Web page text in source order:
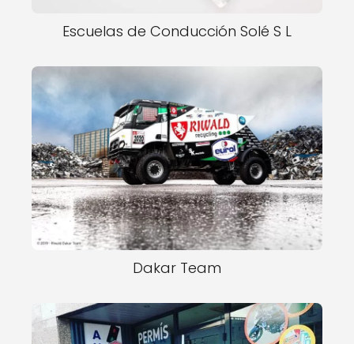
Escuelas de Conducción Solé S L
Dakar Team